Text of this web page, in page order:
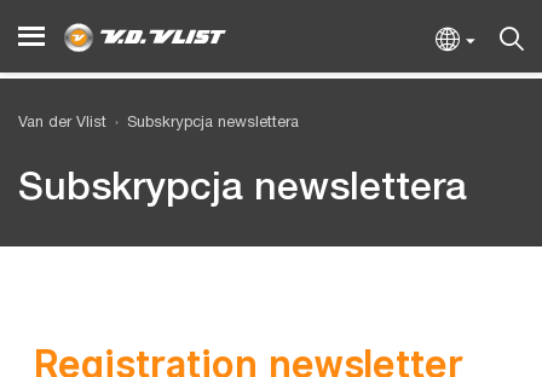
Van der Vlist Subskrypcja newslettera
Subskrypcja newslettera